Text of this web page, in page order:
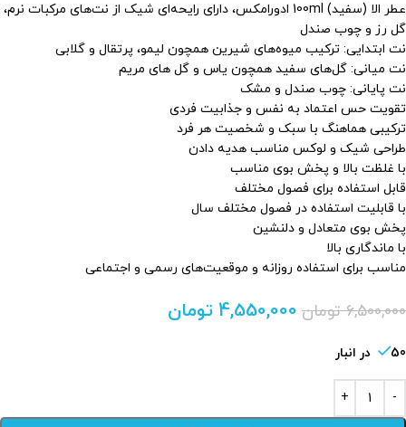
عطر الا (سفید) 100ml ادورامکس، دارای رایحه‌ای شیک از نت‌های مرکبات نرم،
گل رز و چوب صندل
نت ابتدایی: ترکیب میوه‌های شیرین همچون لیمو، پرتقال و گلابی
نت میانی: گل‌های سفید همچون یاس و گل های مریم
نت پایانی: چوب صندل و مشک
تقویت حس اعتماد به‌ نفس و جذابیت فردی
ترکیبی هماهنگ با سبک و شخصیت هر فرد
طراحی شیک و لوکس مناسب هدیه دادن
با غلظت بالا و پخش بوی مناسب
قابل استفاده برای فصول مختلف
با قابلیت استفاده در فصول مختلف سال
پخش بوی متعادل و دلنشین
با ماندگاری بالا
مناسب برای استفاده روزانه و موقعیت‌های رسمی و اجتماعی
6,500,000 تومان 4,550,000 تومان
50 در انبار